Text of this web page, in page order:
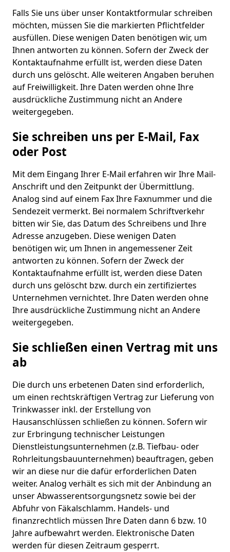
Falls Sie uns über unser Kontaktformular schreiben
möchten, müssen Sie die markierten Pflichtfelder
ausfüllen. Diese wenigen Daten benötigen wir, um
Ihnen antworten zu können. Sofern der Zweck der
Kontaktaufnahme erfüllt ist, werden diese Daten
durch uns gelöscht. Alle weiteren Angaben beruhen
auf Freiwilligkeit. Ihre Daten werden ohne Ihre
ausdrückliche Zustimmung nicht an Andere
weitergegeben.
Sie schreiben uns per E-Mail, Fax
oder Post
Mit dem Eingang Ihrer E-Mail erfahren wir Ihre Mail-
Anschrift und den Zeitpunkt der Übermittlung.
Analog sind auf einem Fax Ihre Faxnummer und die
Sendezeit vermerkt. Bei normalem Schriftverkehr
bitten wir Sie, das Datum des Schreibens und Ihre
Adresse anzugeben. Diese wenigen Daten
benötigen wir, um Ihnen in angemessener Zeit
antworten zu können. Sofern der Zweck der
Kontaktaufnahme erfüllt ist, werden diese Daten
durch uns gelöscht bzw. durch ein zertifiziertes
Unternehmen vernichtet. Ihre Daten werden ohne
Ihre ausdrückliche Zustimmung nicht an Andere
weitergegeben.
Sie schließen einen Vertrag mit uns
ab
Die durch uns erbetenen Daten sind erforderlich,
um einen rechtskräftigen Vertrag zur Lieferung von
Trinkwasser inkl. der Erstellung von
Hausanschlüssen schließen zu können. Sofern wir
zur Erbringung technischer Leistungen
Dienstleistungsunternehmen (z.B. Tiefbau- oder
Rohrleitungsbauunternehmen) beauftragen, geben
wir an diese nur die dafür erforderlichen Daten
weiter. Analog verhält es sich mit der Anbindung an
unser Abwasserentsorgungsnetz sowie bei der
Abfuhr von Fäkalschlamm. Handels- und
finanzrechtlich müssen Ihre Daten dann 6 bzw. 10
Jahre aufbewahrt werden. Elektronische Daten
werden für diesen Zeitraum gesperrt.